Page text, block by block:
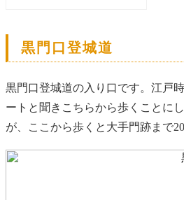
黒門口登城道
黒門口登城道の入り口です。江戸
ートと聞きこちらから歩くことに
が、ここから歩くと大手門跡まで